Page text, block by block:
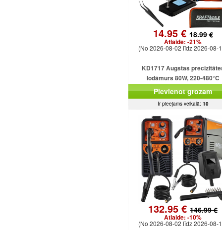
14.95 €18.99 €
Atlaide: -21%
(No 2026-08-02 līdz 2026-08-
KD1717 Augstas
lodāmurs 80W, 220-480°C
Pievienot grozam
Ir pieejams veikalā: 10
132.95 € 146.99 €
Atlaide: -10%
(No 2026-08-02 līdz 2026-08-